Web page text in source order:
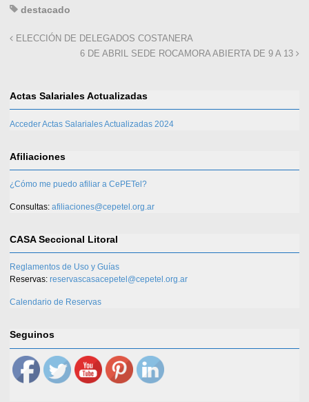
destacado
ELECCIÓN DE DELEGADOS COSTANERA
6 DE ABRIL SEDE ROCAMORA ABIERTA DE 9 A 13
Actas Salariales Actualizadas
Acceder Actas Salariales Actualizadas 2024
Afiliaciones
¿Cómo me puedo afiliar a CePETel?
Consultas: afiliaciones@cepetel.org.ar
CASA Seccional Litoral
Reglamentos de Uso y Guías
Reservas: reservascasacepetel@cepetel.org.ar
Calendario de Reservas
Seguinos